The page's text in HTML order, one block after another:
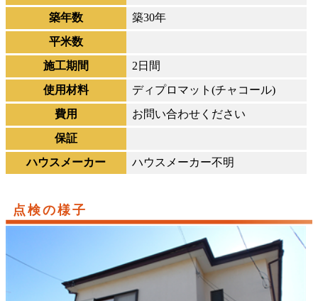
築年数
築30年
平米数
施工期間
2日間
使用材料
ディプロマット(チャコール)
費用
お問い合わせください
保証
ハウスメーカー
ハウスメーカー不明
点検の様子